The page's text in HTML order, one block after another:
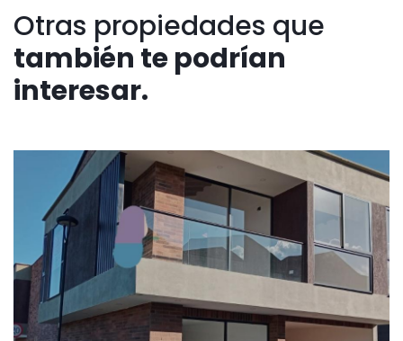
Otras propiedades que
también te podrían
interesar.